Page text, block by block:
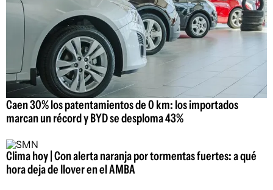
Caen 30% los patentamientos de 0 km: los importados
marcan un récord y BYD se desploma 43%
Clima hoy | Con alerta naranja por tormentas fuertes: a qué
hora deja de llover en el AMBA